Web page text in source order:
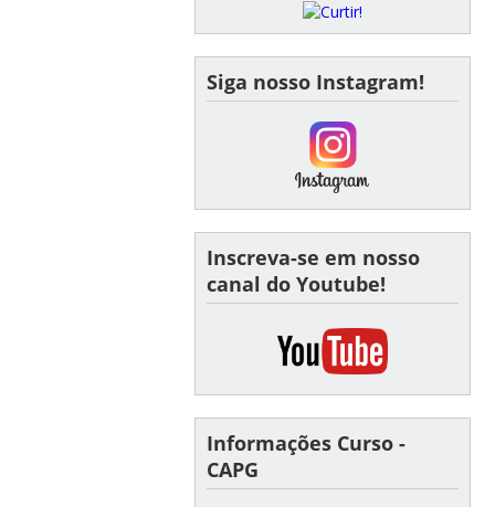
Siga nosso Instagram!
Inscreva-se em nosso
canal do Youtube!
Informações Curso -
CAPG